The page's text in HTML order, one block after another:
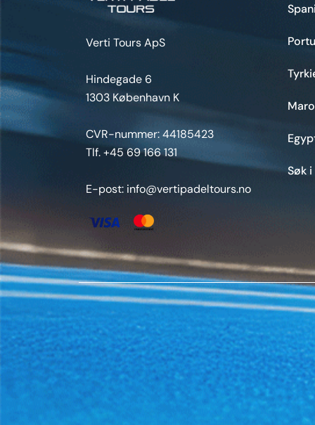
Verti Tours ApS
Hindegade 6
1303 København K
CVR-nummer: 44185423
Tlf. +45 69 166 131
E-post: info@vertipadeltours.no
Søk